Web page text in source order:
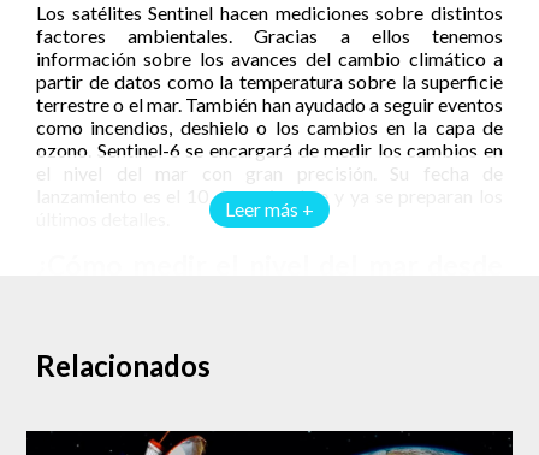
Leer más +
Los satélites Sentinel hacen mediciones sobre distintos
factores ambientales. Gracias a ellos tenemos
información sobre los avances del cambio climático a
partir de datos como la temperatura sobre la superficie
terrestre o el mar. También han ayudado a seguir eventos
como incendios, deshielo o los cambios en la capa de
ozono. Sentinel-6 se encargará de medir los cambios en
el nivel del mar con gran precisión. Su fecha de
lanzamiento es el 10 de noviembre y ya se preparan los
nombre proviene de un ex director de la División de
Despegará desde la Base Vandenberg de la Fuerza Aérea
Relacionados